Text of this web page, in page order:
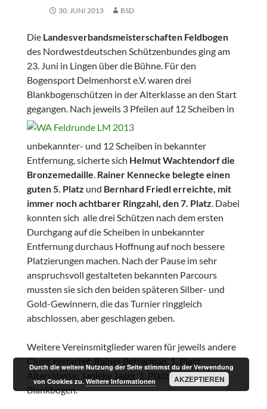
30. JUNI 2013 BSD
Die Landesverbandsmeisterschaften Feldbogen
des Nordwestdeutschen Schützenbundes ging am
23. Juni in Lingen über die Bühne. Für den
Bogensport Delmenhorst e.V. waren drei
Blankbogenschützen in der Alterklasse an den Start
gegangen. Nach jeweils 3 Pfeilen auf 12 Scheiben in
unbekannter- und 12 Scheiben in bekannter
Entfernung, sicherte sich Helmut Wachtendorf die
Bronzemedaille Rainer Kennecke belegte einen
guten 5. Platz und Bernhard Friedl erreichte, mit
immer noch achtbarer Ringzahl, den 7. Platz . Dabei
konnten sich alle drei Schützen nach dem ersten
Durchgang auf die Scheiben in unbekannter
Entfernung durchaus Hoffnung auf noch bessere
Platzierungen machen. Nach der Pause im sehr
anspruchsvoll gestalteten bekannten Parcours
mussten sie sich den beiden späteren Silber- und
Gold-Gewinnern, die das Turnier ringgleich
abschlossen, aber geschlagen geben.
Weitere Vereinsmitglieder waren für jeweils andere
Clubs gestartet: Rainer Betterman, 1. Platz
Altersklasse; Janieke Jager, 1. Platz Damenklasse
Blankbogen.
Durch die weitere Nutzung der Seite stimmst du der Verwendung
von Cookies zu.Weitere Informationen AKZEPTIEREN